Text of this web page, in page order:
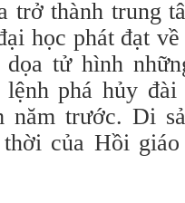
trở thành trung
học phát đạt
tử hình
phá hủy
năm trước. Di
của Hồi giáo